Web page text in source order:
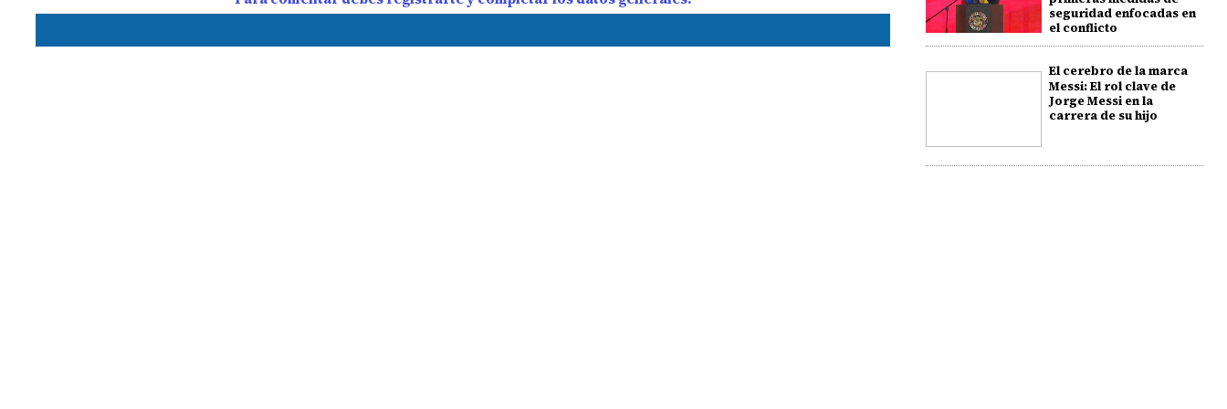
seguridad enfocadas en
el conflicto
El cerebro de la marca
Messi: El rol clave de
Jorge Messi en la
carrera de su hijo